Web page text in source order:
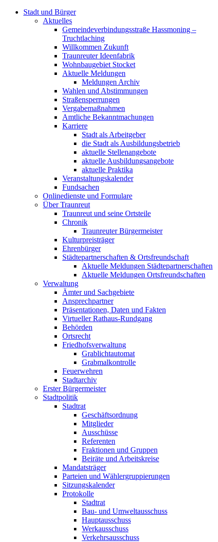
Stadt und Bürger
Aktuelles
Gemeindeverbindungsstraße Hassmoning –
Truchtlaching
Willkommen Zukunft
Traunreuter Ideenfabrik
Wohnbaugebiet Stocket
Aktuelle Meldungen
Meldungen Archiv
Wahlen und Abstimmungen
Straßensperrungen
Vergabemaßnahmen
Amtliche Bekanntmachungen
Karriere
Stadt als Arbeitgeber
die Stadt als Ausbildungsbetrieb
aktuelle Stellenangebote
aktuelle Ausbildungsangebote
aktuelle Praktika
Veranstaltungskalender
Fundsachen
Onlinedienste und Formulare
Über Traunreut
Traunreut und seine Ortsteile
Chronik
Traunreuter Bürgermeister
Kulturpreisträger
Ehrenbürger
Städtepartnerschaften & Ortsfreundschaft
Aktuelle Meldungen Städtepartnerschaften
Aktuelle Meldungen Ortsfreundschaften
Verwaltung
Ämter und Sachgebiete
Ansprechpartner
Präsentationen, Daten und Fakten
Virtueller Rathaus-Rundgang
Behörden
Ortsrecht
Friedhofsverwaltung
Grablichtautomat
Grabmalkontrolle
Feuerwehren
Stadtarchiv
Erster Bürgermeister
Stadtpolitik
Stadtrat
Geschäftsordnung
Mitglieder
Ausschüsse
Referenten
Fraktionen und Gruppen
Beiräte und Arbeitskreise
Mandatsträger
Parteien und Wählergruppierungen
Sitzungskalender
Protokolle
Stadtrat
Bau- und Umweltausschuss
Hauptausschuss
Werkausschuss
Verkehrsausschuss